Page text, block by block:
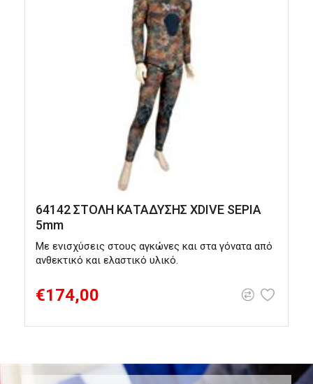
64142 ΣΤΟΛΗ ΚΑΤΑΔΥΣΗΣ XDIVE SEPIA
5mm
Με ενισχύσεις στους αγκώνες και στα γόνατα από
ανθεκτικό και ελαστικό υλικό.
€174,00